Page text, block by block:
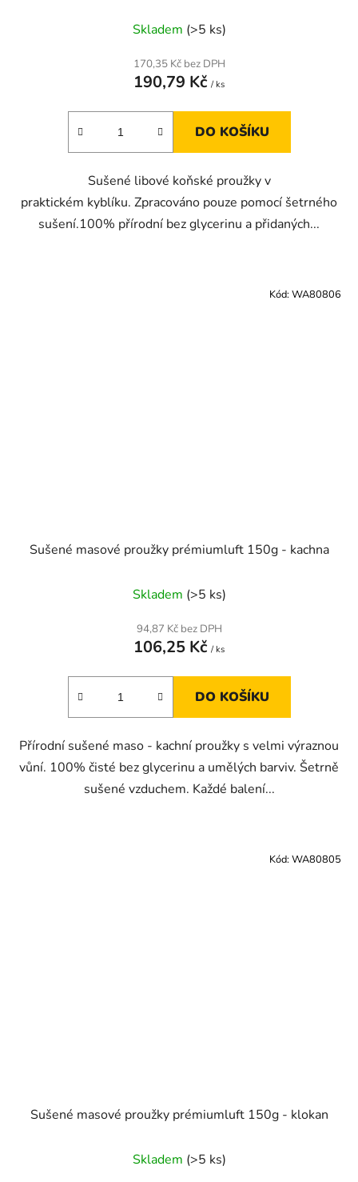
Skladem (>5 ks)
170,35 Kč bez DPH
190,79 Kč / ks
DO KOŠÍKU
Sušené libové koňské proužky v
praktickém kyblíku. Zpracováno pouze pomocí šetrného
sušení.100% přírodní bez glycerinu a přidaných...
Sušené masové proužky prémiumluft 150g - kachna
Skladem (>5 ks)
94,87 Kč bez DPH
106,25 Kč / ks
DO KOŠÍKU
Přírodní sušené maso - kachní proužky s velmi výraznou
vůní. 100% čisté bez glycerinu a umělých barviv. Šetrně
sušené vzduchem. Každé balení...
Kód: WA80806
Sušené masové proužky prémiumluft 150g - klokan
Skladem (>5 ks)
Kód: WA80805